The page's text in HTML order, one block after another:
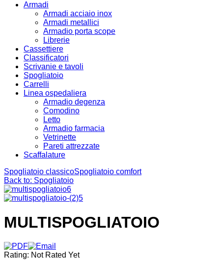
Armadi
Armadi acciaio inox
Armadi metallici
Armadio porta scope
Librerie
Cassettiere
Classificatori
Scrivanie e tavoli
Spogliatoio
Carrelli
Linea ospedaliera
Armadio degenza
Comodino
Letto
Armadio farmacia
Vetrinette
Pareti attrezzate
Scaffalature
Spogliatoio classicoSpogliatoio comfort
Back to: Spogliatoio
MULTISPOGLIATOIO
Rating: Not Rated Yet